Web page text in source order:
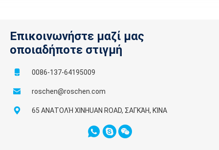
Επικοινωνήστε μαζί μας
οποιαδήποτε στιγμή
0086-137-64195009
roschen@roschen.com
65 ΑΝΑΤΟΛΉ XINHUAN ROAD, ΣΑΓΚΆΗ, ΚΊΝΑ